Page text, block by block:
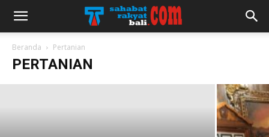
Beranda Pertanian
PERTANIAN
Bali terima 600 ribu dosis vaksin cegah
PMK
redaksi 17 September 2022